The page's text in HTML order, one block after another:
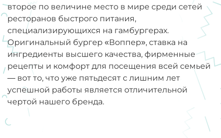
второе по величине место в мире среди сетей
ресторанов быстрого питания,
специализирующихся на гамбургерах.
Оригинальный бургер «Воппер», ставка на
ингредиенты высшего качества, фирменные
рецепты и комфорт для посещения всей семьей
— вот то, что уже пятьдесят с лишним лет
успешной работы является отличительной
чертой нашего бренда.